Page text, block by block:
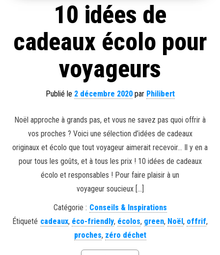
10 idées de
cadeaux écolo pour
voyageurs
Publié le 2 décembre 2020par Philibert
Noël approche à grands pas, et vous ne savez pas quoi offrir à
vos proches ? Voici une sélection d’idées de cadeaux
originaux et écolo que tout voyageur aimerait recevoir… Il y en a
pour tous les goûts, et à tous les prix ! 10 idées de cadeaux
écolo et responsables ! Pour faire plaisir à un
voyageur soucieux […]
Catégorie : Conseils & Inspirations
Étiqueté cadeaux, éco-friendly, écolos, green, Noël , offrif,
proches, zéro déchet